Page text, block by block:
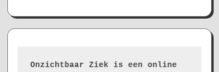
Onzichtbaar Ziek is een online